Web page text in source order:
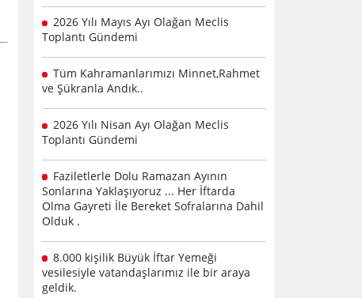
2026 Yılı Mayıs Ayı Olağan Meclis
Toplantı Gündemi
Tüm Kahramanlarımızı Minnet,Rahmet
ve Şükranla Andık..
2026 Yılı Nisan Ayı Olağan Meclis
Toplantı Gündemi
Faziletlerle Dolu Ramazan Ayının
Sonlarına Yaklaşıyoruz ... Her İftarda
Olma Gayreti İle Bereket Sofralarına Dahil
Olduk .
8.000 kişilik Büyük İftar Yemeği
vesilesiyle vatandaşlarımız ile bir araya
geldik.